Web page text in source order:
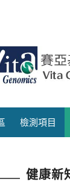
檢測項目
健康新